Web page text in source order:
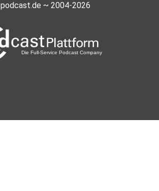
podcast.de ~ 2004-2026